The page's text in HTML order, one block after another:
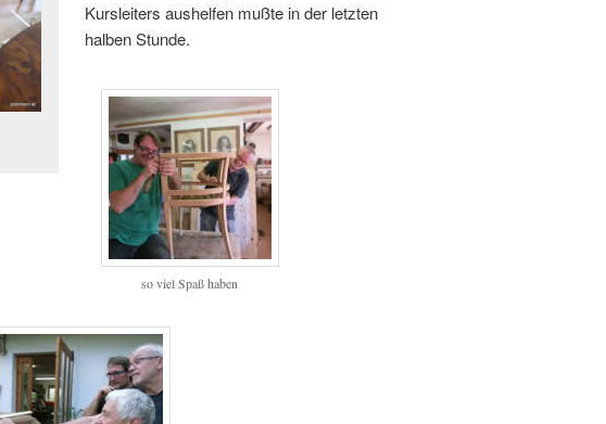
Kursleiters aushelfen mußte in der letzten
halben Stunde.
so viel Spaß haben